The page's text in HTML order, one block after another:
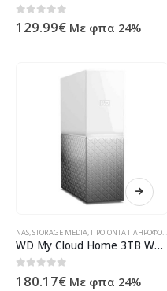
0 out of 5
129.99€ Με φπα 24%
NAS,STORAGE MEDIA, ΠΡΟΪΌΝΤΑ ΠΛΗΡΟΦΟΡΙΚΉΣ - ΚΙΝΗΤΉΣ ΤΗΛΕΦΩΝΊΑΣ - ΗΛΕΚΤΡΟΝΙΚΆ
WD My Cloud Home 3TB WDBVXC0030HWT-EESN
0 out of 5
180.17€ Με φπα 24%